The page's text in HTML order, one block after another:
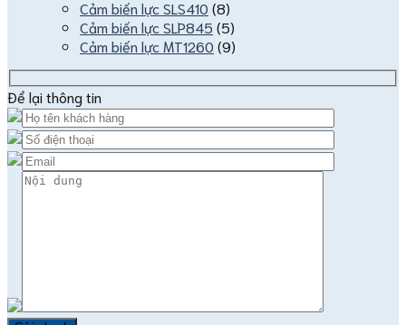
Cảm biến lực SLS410 (8)
Cảm biến lực SLP845 (5)
Cảm biến lực MT1260 (9)
Để lại thông tin